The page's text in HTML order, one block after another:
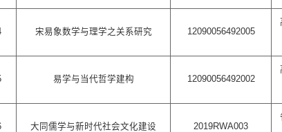
宋易象数学与理学之关系研究 12090056492005
易学与当代哲学建构 12090056492002
大同儒学与新时代社会文化建设 2019RWA003